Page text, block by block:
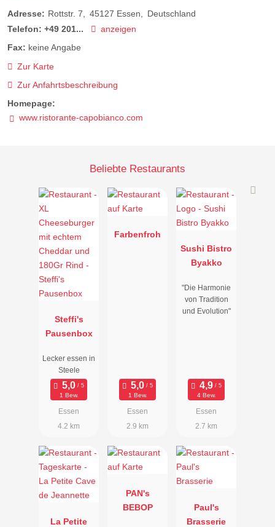
Adresse: Rottstr. 7 45127 Essen
Deutschland
Telefon: +49 201...
anzeigen
Fax: keine Angabe
Zur Karte
Zur Anfahrtsbeschreibung
Homepage:
www.ristorante-capobianco.com
Beliebte Restaurants
Steffi's
Pausenbox
Lecker essen in
Steele
1 Bew.
Essen
4.2 km
Farbenfroh
1 Bew.
Essen
2.9 km
Sushi Bistro
Byakko
"Die Harmonie
von Tradition
und Evolution"
4 Bew.
Essen
2.7 km
La Petite
PAN's
BEBOP
Paul's
Brasserie